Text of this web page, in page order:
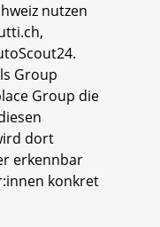
nutzen
Group
Group die
dort
erkennbar
konkret